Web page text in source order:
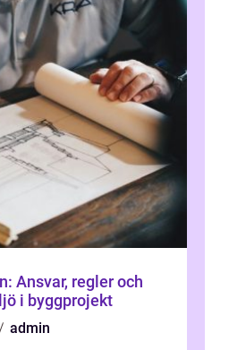
Ansvar, regler och
i byggprojekt
admin